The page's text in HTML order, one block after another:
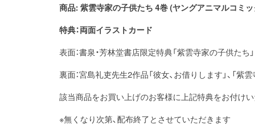
商品: 紫雲寺家の子供たち 4巻 (ヤングアニマルコミ
特典：両面イラストカード
表面：書泉・芳林堂書店限定特典「紫雲寺家の子供たち
裏面：宮島礼吏先生2作品「彼女、お借りします 」、「紫雲
該当商品をお買い上げのお客様に上記特典をお付け
※無くなり次第、配布終了とさせていただきます